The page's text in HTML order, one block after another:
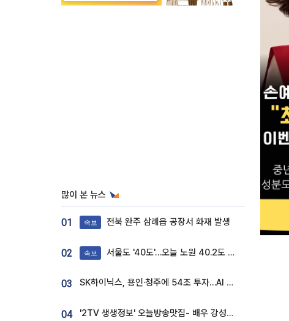
많이 본 뉴스
01 속보 전북 완주 삼례읍 공장서 화재 발생
02 속보 서울도 '40도'…오늘 노원 40.2도 기록
03 SK하이닉스, 용인·청주에 54조 투자…AI 메모리 생산기지 키운다
04 '2TV 생생정보' 오늘방송맛집- 배우 강성진 단골! 쌀국수ㆍ푸팟퐁 커리 맛집 '블○○○'